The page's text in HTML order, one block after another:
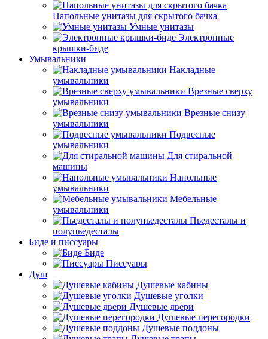
Напольные унитазы для скрытого бачка
Умные унитазы
Электронные
крышки-биде
Умывальники
Накладные
умывальники
Врезные сверху
умывальники
Врезные снизу
умывальники
Подвесные
умывальники
Для стиральной
машины
Напольные
умывальники
Мебельные
умывальники
Пьедесталы и
полупьедесталы
Биде и писсуары
Биде
Писсуары
Душ
Душевые кабины
Душевые уголки
Душевые двери
Душевые перегородки
Душевые поддоны